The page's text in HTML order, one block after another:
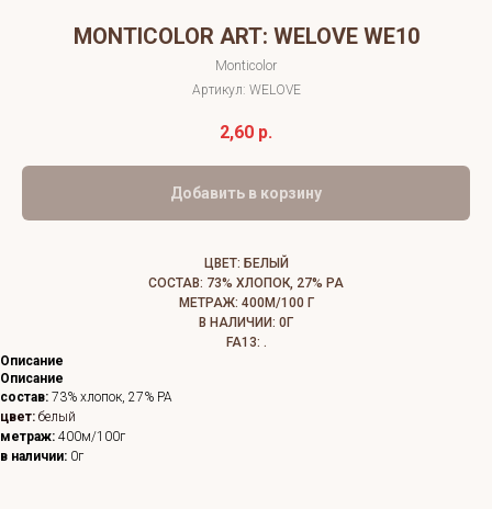
MONTICOLOR ART: WELOVE WE10
Monticolor
Артикул: WELOVE
2,60 р.
Добавить в корзину
ЦВЕТ: БЕЛЫЙ
СОСТАВ: 73% ХЛОПОК, 27% РА
МЕТРАЖ: 400М/100 Г
В НАЛИЧИИ: 0Г
FA13: .
Описание
Описание
состав: 73% хлопок, 27% PA
цвет: белый
метраж: 400м/100г
в наличии: 0г